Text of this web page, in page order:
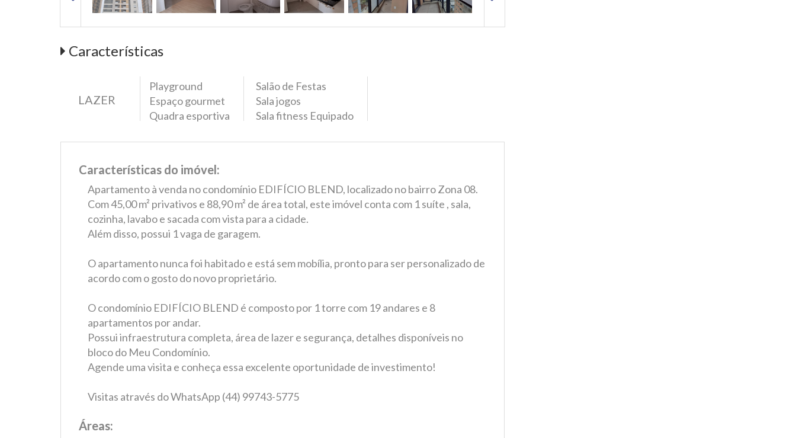
Características
LAZER
Playground
Espaço gourmet
Quadra esportiva
Salão de Festas
Sala jogos
Sala fitness Equipado
Características do imóvel:
Apartamento à venda no condomínio EDIFÍCIO BLEND, localizado no bairro Zona 08.
Com 45,00 m² privativos e 88,90 m² de área total, este imóvel conta com 1 suíte , sala,
cozinha, lavabo e sacada com vista para a cidade.
Além disso, possui 1 vaga de garagem.
O apartamento nunca foi habitado e está sem mobília, pronto para ser personalizado de
acordo com o gosto do novo proprietário.
O condomínio EDIFÍCIO BLEND é composto por 1 torre com 19 andares e 8
apartamentos por andar.
Possui infraestrutura completa, área de lazer e segurança, detalhes disponíveis no
bloco do Meu Condomínio.
Agende uma visita e conheça essa excelente oportunidade de investimento!
Visitas através do WhatsApp (44) 99743-5775
Áreas: